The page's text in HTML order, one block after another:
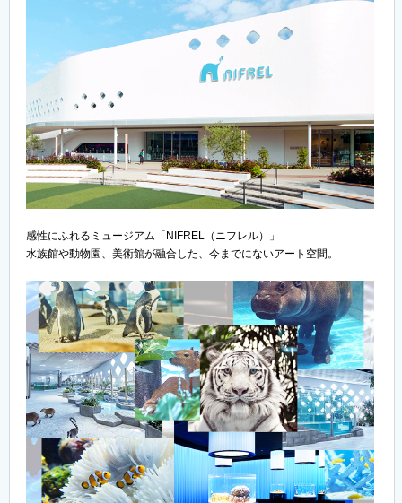
感性にふれるミュージアム「NIFREL（ニフレル）」
水族館や動物園、美術館が融合した、今までにないアート空間。